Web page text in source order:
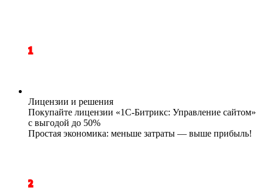
1
Лицензии и решения
Покупайте лицензии «1С-Битрикс: Управление сайтом»
с выгодой до 50%
Простая экономика: меньше затраты — выше прибыль!
2